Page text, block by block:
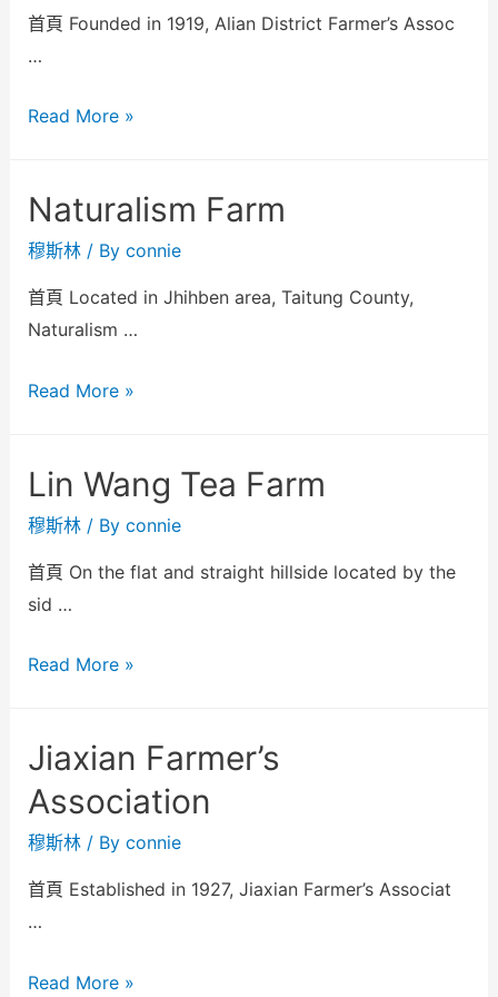
首頁 Founded in 1919, Alian District Farmer’s Assoc
…
Read More »
Naturalism Farm
穆斯林/ By connie
首頁 Located in Jhihben area, Taitung County,
Naturalism …
Read More »
Lin Wang Tea Farm
穆斯林/ By connie
首頁 On the flat and straight hillside located by the
sid …
Read More »
Jiaxian Farmer’s
Association
穆斯林/ By connie
首頁 Established in 1927, Jiaxian Farmer’s Associat
…
Read More »